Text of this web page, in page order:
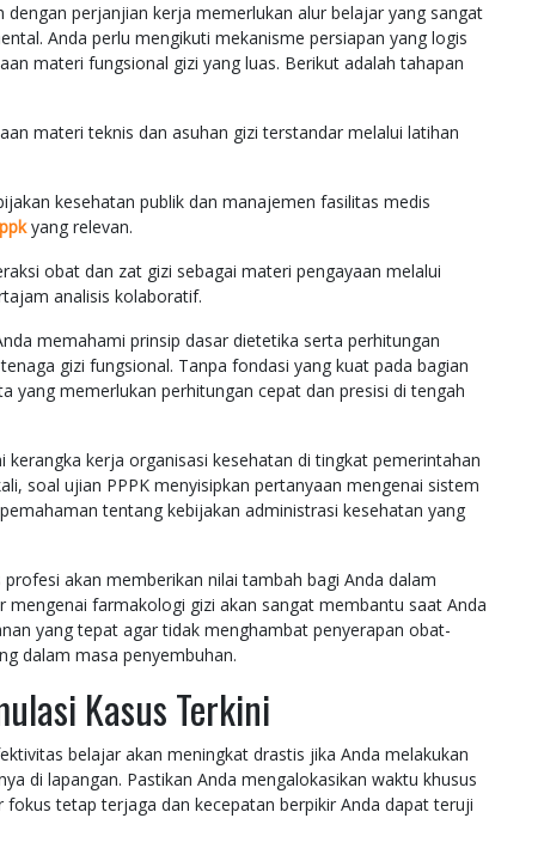
perjanjian kerja memerlukan alur belajar yang sangat
Anda perlu mengikuti mekanisme persiapan yang logis
materi fungsional gizi yang luas. Berikut adalah tahapan
materi teknis dan asuhan gizi terstandar melalui latihan
kesehatan publik dan manajemen fasilitas medis
yang relevan.
obat dan zat gizi sebagai materi pengayaan melalui
analisis kolaboratif.
memahami prinsip dasar dietetika serta perhitungan
gizi fungsional. Tanpa fondasi yang kuat pada bagian
yang memerlukan perhitungan cepat dan presisi di tengah
kerja organisasi kesehatan di tingkat pemerintahan
soal ujian PPPK menyisipkan pertanyaan mengenai sistem
tentang kebijakan administrasi kesehatan yang
akan memberikan nilai tambah bagi Anda dalam
farmakologi gizi akan sangat membantu saat Anda
yang tepat agar tidak menghambat penyerapan obat-
dalam masa penyembuhan.
Kasus Terkini
belajar akan meningkat drastis jika Anda melakukan
di lapangan. Pastikan Anda mengalokasikan waktu khusus
tetap terjaga dan kecepatan berpikir Anda dapat teruji